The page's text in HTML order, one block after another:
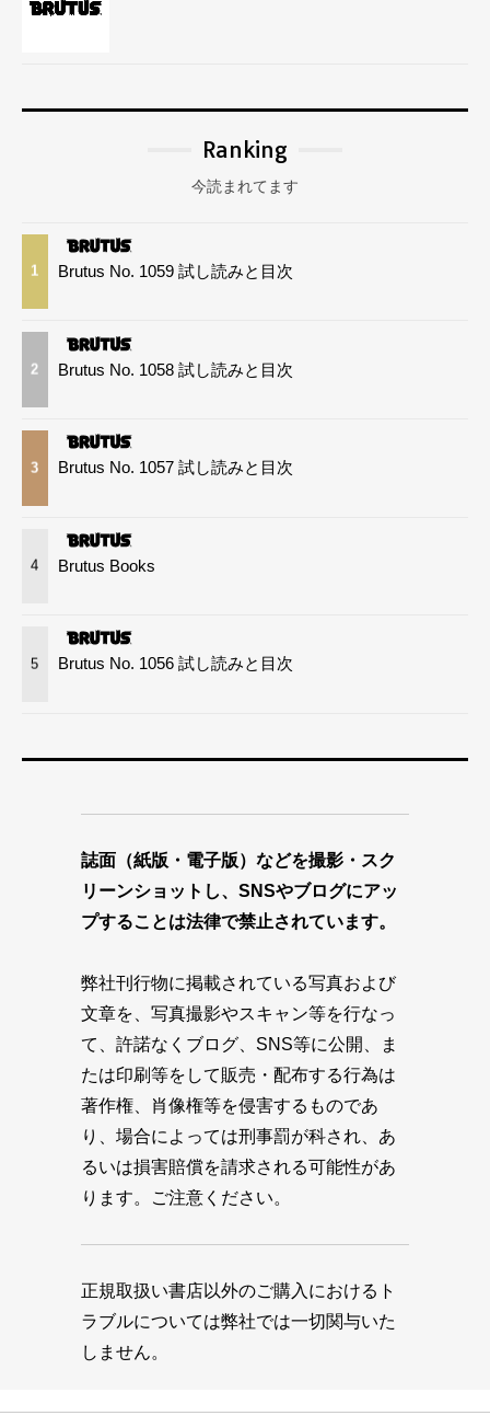
Ranking
今読まれてます
1 Brutus No. 1059 試し読みと目次
2 Brutus No. 1058 試し読みと目次
3 Brutus No. 1057 試し読みと目次
4 Brutus Books
5 Brutus No. 1056 試し読みと目次
誌面（紙版・電子版）などを撮影・スク
リーンショットし、SNSやブログにアッ
プすることは法律で禁止されています。
弊社刊行物に掲載されている写真および
文章を、写真撮影やスキャン等を行なっ
て、許諾なくブログ、SNS等に公開、ま
たは印刷等をして販売・配布する行為は
著作権、肖像権等を侵害するものであ
り、場合によっては刑事罰が科され、あ
るいは損害賠償を請求される可能性があ
ります。ご注意ください。
正規取扱い書店以外のご購入におけるト
ラブルについては弊社では一切関与いた
しません。